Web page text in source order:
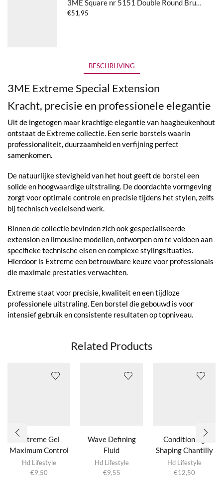
3ME Square nr 5151 Double Round Brush
€51,95
BESCHRIJVING
3ME Extreme Special Extension
Kracht, precisie en professionele elegantie
Uit de ingetogen maar krachtige elegantie van haagbeukenhout
ontstaat de Extreme collectie. Een serie borstels waarin
professionaliteit, duurzaamheid en verfijning perfect
samenkomen.
De natuurlijke stevigheid van het hout geeft de borstel een
solide en hoogwaardige uitstraling. De doordachte vormgeving
zorgt voor optimale controle en precisie tijdens het stylen, zelfs
bij technisch veeleisend werk.
Binnen de collectie bevinden zich ook gespecialiseerde
extension en limousine modellen, ontworpen om te voldoen aan
specifieke technische eisen en complexe stylingsituaties.
Hierdoor is Extreme een betrouwbare keuze voor professionals
die maximale prestaties verwachten.
Extreme staat voor precisie, kwaliteit en een tijdloze
professionele uitstraling. Een borstel die gebouwd is voor
intensief gebruik en consistente resultaten op topniveau.
Related Products
Extreme Gel
Maximum Control
Hd Lifestyle
€9,50
Wave Defining
Fluid
Hd Lifestyle
€9,55
Conditioning
Shaping Chantilly
Hd Lifestyle
€12,50